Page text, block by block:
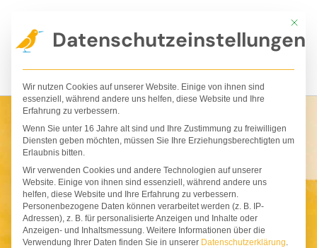
Inhalt
springen
Eine Hommage an die
Farbenpracht der
Welt!
Mit
Datenschutzeinstellungen
Wir nutzen Cookies auf unserer Website. Einige von ihnen sind
essenziell, während andere uns helfen, diese Website und Ihre
Erfahrung zu verbessern.
Wenn Sie unter 16 Jahre alt sind und Ihre Zustimmung zu freiwilligen
Diensten geben möchten, müssen Sie Ihre Erziehungsberechtigten um
Erlaubnis bitten.
Wir verwenden Cookies und andere Technologien auf unserer
Website. Einige von ihnen sind essenziell, während andere uns
helfen, diese Website und Ihre Erfahrung zu verbessern.
Personenbezogene Daten können verarbeitet werden (z. B. IP-
Adressen), z. B. für personalisierte Anzeigen und Inhalte oder
Anzeigen- und Inhaltsmessung. Weitere Informationen über die
Verwendung Ihrer Daten finden Sie in unserer Datenschutzerklärung.